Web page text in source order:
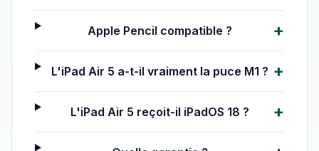
Apple Pencil compatible ? +
L'iPad Air 5 a-t-il vraiment la puce M1 ? +
L'iPad Air 5 reçoit-il iPadOS 18 ? +